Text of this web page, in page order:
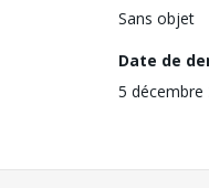
Sans objet
Date de
5 décembre